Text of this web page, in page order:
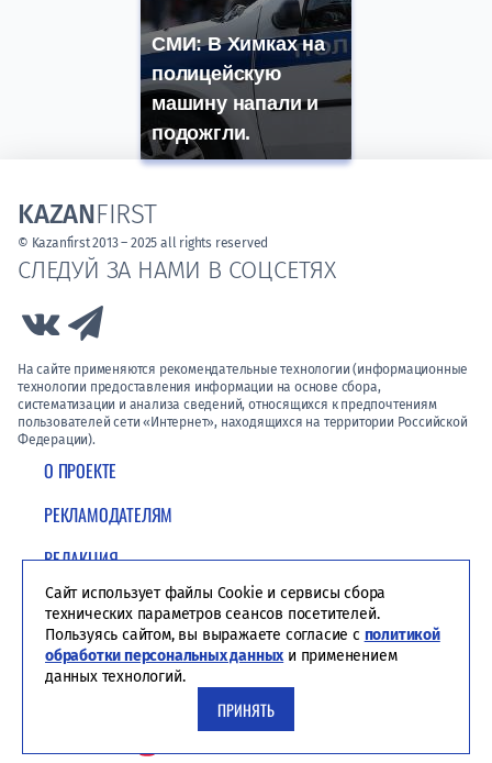
СМИ: В Химках на
полицейскую
машину напали и
подожгли.
О ПРОЕКТЕ
РЕКЛАМОДАТЕЛЯМ
РЕДАКЦИЯ
ПОЛИТИКА КОНФИДЕНЦИАЛЬНОСТИ
СЛЕДУЙ ЗА НАМИ В СОЦСЕТЯХ
Link to Vk
На сайте применяются рекомендательные технологии (информационные
технологии предоставления информации на основе сбора,
систематизации и анализа сведений, относящихся к предпочтениям
пользователей сети «Интернет», находящихся на территории Российской
Федерации).
KAZANFIRST
© Kazanfirst 2013 – 2025 all rights reserved
Сайт использует файлы Cookie и сервисы сбора
технических параметров сеансов посетителей.
Пользуясь сайтом, вы выражаете согласие с политикой
обработки персональных данных и применением
данных технологий.
ПРИНЯТЬ